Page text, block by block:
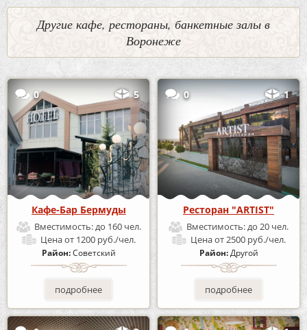
Другие кафе, рестораны, банкетные залы в
Воронеже
0 5
Кафе-Бар Бермуды
Вместимость:до 160 чел.
Ценаот 1200 руб./чел.
Район:Советский
подробнее
0 1
Ресторан "ARTIST"
Вместимость:до 20 чел.
Ценаот 2500 руб./чел.
Район:Другой
подробнее